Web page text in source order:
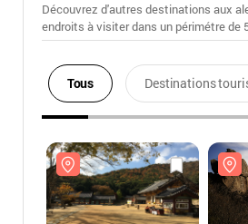
Découvrez d'autres destinations aux
endroits à visiter dans un périmétre de
Tous Destinations